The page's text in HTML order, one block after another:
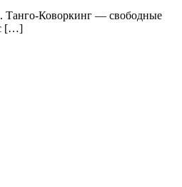
Танго-Коворкинг — свободные
[…]